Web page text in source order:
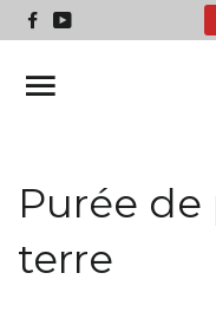
Purée
terre